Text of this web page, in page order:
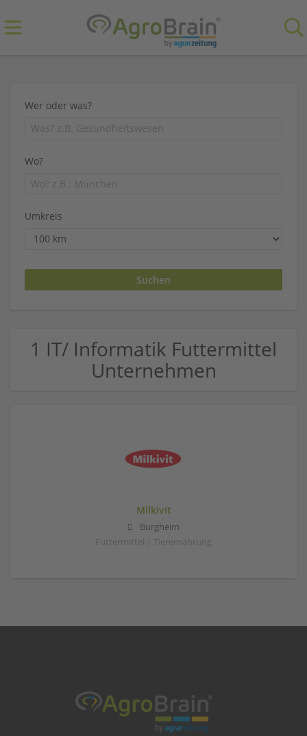
Wer oder was?
Wo?
Umkreis
1 IT/ Informatik Futtermittel
Unternehmen
Milkivit
Burgheim
Futtermittel | Tierernährung